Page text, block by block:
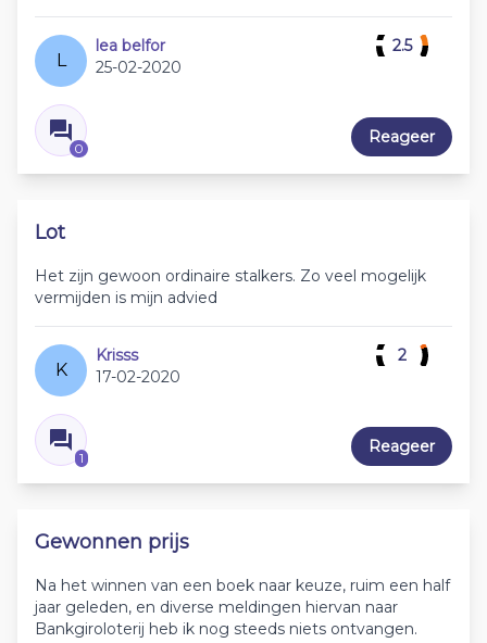
L
lea belfor
25-02-2020
0
2.5
Reageer
Lot
Het zijn gewoon ordinaire stalkers. Zo veel mogelijk
vermijden is mijn advied
K
Krisss
17-02-2020
1
2
Reageer
Gewonnen prijs
Na het winnen van een boek naar keuze, ruim een half
jaar geleden, en diverse meldingen hiervan naar
Bankgiroloterij heb ik nog steeds niets ontvangen.